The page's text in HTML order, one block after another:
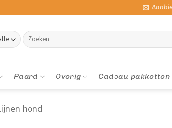
Zoeken
naar:
Paard Overig Cadeau pakketten
hond